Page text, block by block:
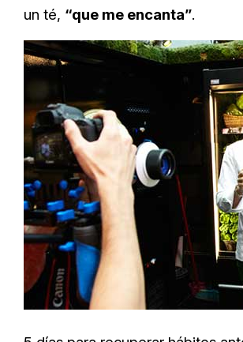
un té, “que me encanta”.